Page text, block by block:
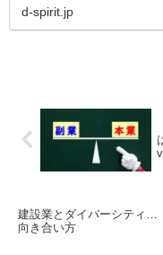
d-spirit.jp
建設業とダイバーシティ…
向き合い方